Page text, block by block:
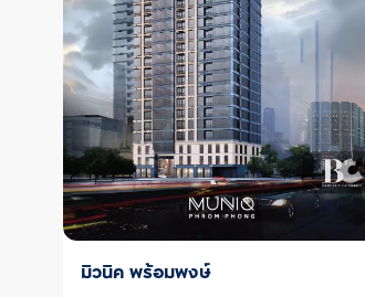
ขาย
มิวนิค พร้อมพงษ์